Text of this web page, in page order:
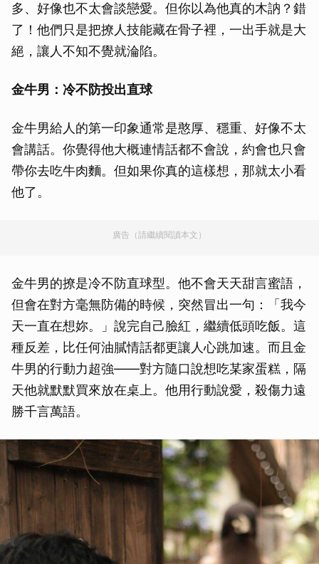
多、好像也不太會談戀愛。但你以為他真的木訥？錯
了！他們只是把撩人技能藏在骨子裡，一出手就是大
絕，讓人不知不覺就淪陷。
金牛男：冷不防投出直球
金牛男給人的第一印象通常是憨厚、穩重、好像不太
會講話。你覺得他大概連情話都不會說，約會也只會
帶你去吃牛肉麵。但如果你真的這樣想，那就太小看
他了。
廣告（請繼續閱讀本文）
金牛男的撩是冷不防直球型。他不會天天甜言蜜語，
但會在對方毫無防備的時候，突然冒出一句：「我今
天一直在想妳。」說完自己臉紅，繼續低頭吃飯。這
種反差，比任何油膩情話都更讓人心跳加速。而且金
牛男的行動力超強——對方隨口說想吃某家蛋糕，隔
天他就默默買來放在桌上。他用行動說愛，殺傷力遠
勝千言萬語。